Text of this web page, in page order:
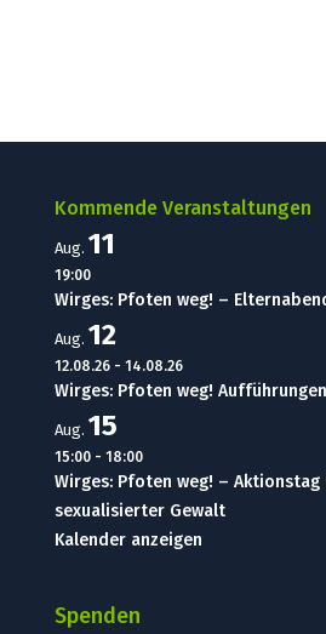
Kommende Veranstaltungen
Aug. 11
19:00
Wirges: Pfoten weg! –
Aug. 12
12.08.26- 14.08.26
Wirges: Pfoten weg! Aufführungen
Aug. 15
15:00- 18:00
Wirges: Pfoten weg! –
sexualisierter Gewalt
Kalender anzeigen
Spenden